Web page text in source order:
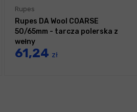
Rupes
Rupes DA Wool COARSE
50/65mm - tarcza polerska z
wełny
61,24 zł